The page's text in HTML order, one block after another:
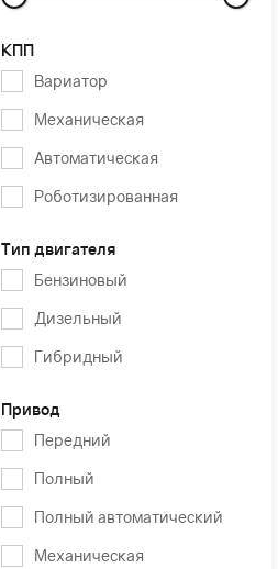
КПП
Вариатор
Механическая
Автоматическая
Роботизированная
Тип двигателя
Бензиновый
Дизельный
Гибридный
Привод
Передний
Полный
Полный автоматический
Механическая